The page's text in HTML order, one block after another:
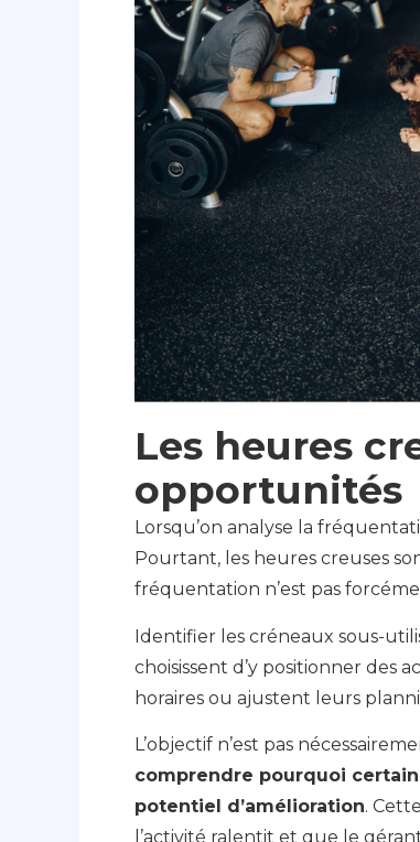
Les heures
opportunités
Lorsqu’on analyse la
Pourtant, les heures creuses
fréquentation n’est pas
Identifier les créneaux sous-
choisissent d’y positionner des
horaires ou ajustent leurs
L’objectif n’est pas
comprendre pourquoi
potentiel d’amélioration.
l’activité ralentit et que le